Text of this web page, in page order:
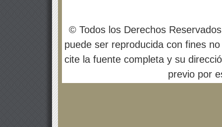
© Todos los Derechos
puede ser reproducida con fines
cite la fuente completa y su
previo por